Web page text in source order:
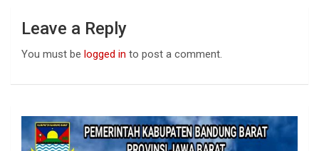
Leave a Reply
You must be logged in to post a comment.